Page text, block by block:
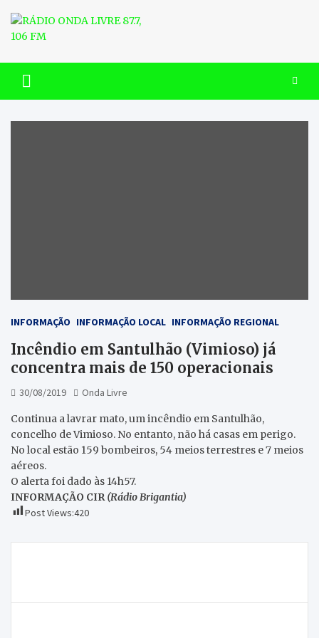
content
RÁDIO ONDA LIVRE 87.7, 106
FM
INFORMAÇÃO INFORMAÇÃO LOCAL INFORMAÇÃO REGIONAL
Incêndio em Santulhão (Vimioso) já
concentra mais de 150 operacionais
30/08/2019 Onda Livre
Continua a lavrar mato, um incêndio em Santulhão,
concelho de Vimioso. No entanto, não há casas em perigo.
No local estão 159 bombeiros, 54 meios terrestres e 7 meios
aéreos.
O alerta foi dado às 14h57.
INFORMAÇÃO CIR(Rádio Brigantia)
Post Views:420
artigos